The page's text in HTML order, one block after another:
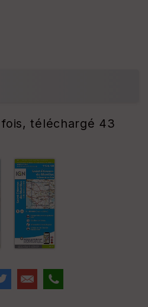
fois, téléchargé 43